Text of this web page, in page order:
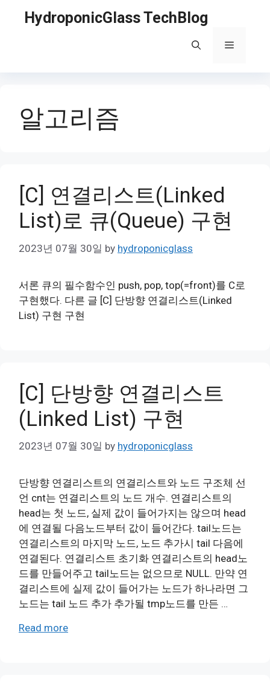
HydroponicGlass TechBlog
Menu
알고리즘
[C] 연결리스트(Linked
List)로 큐(Queue) 구현
2023년 07월 30일 by hydroponicglass
서론 큐의 필수함수인 push, pop, top(=front)를 C로
구현했다. 다른 글 [C] 단방향 연결리스트(Linked
List) 구현 구현
[C] 단방향 연결리스트
(Linked List) 구현
2023년 07월 30일 by hydroponicglass
단방향 연결리스트의 연결리스트와 노드 구조체 선
언 cnt는 연결리스트의 노드 개수. 연결리스트의
head는 첫 노드, 실제 값이 들어가지는 않으며 head
에 연결될 다음노드부터 값이 들어간다. tail노드는
연결리스트의 마지막 노드, 노드 추가시 tail 다음에
연결된다. 연결리스트 초기화 연결리스트의 head노
드를 만들어주고 tail노드는 없으므로 NULL. 만약 연
결리스트에 실제 값이 들어가는 노드가 하나라면 그
노드는 tail 노드 추가 추가될 tmp노드를 만든 …
Read more